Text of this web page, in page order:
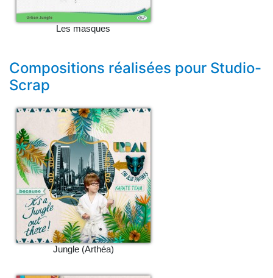
Les masques
Compositions réalisées pour Studio-
Scrap
Jungle (Arthéa)